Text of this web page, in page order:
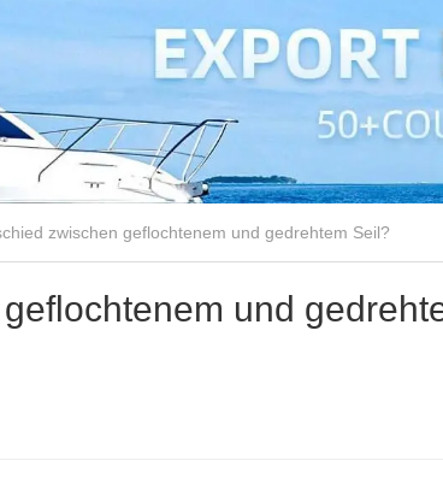
zwischen geflochtenem und gedrehtem Seil?
und